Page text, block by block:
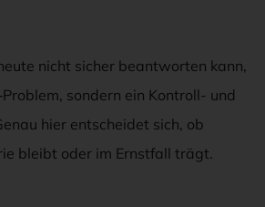
nicht sicher beantworten kann,
sondern ein Kontroll- und
hier entscheidet sich, ob
bleibt oder im Ernstfall trägt.